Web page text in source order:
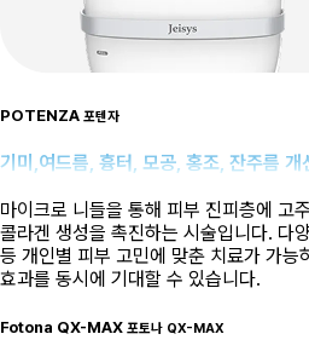
POTENZA 포텐자
기미,여드름, 흉터, 모공, 홍조, 잔주름 개
마이크로 니들을 통해 피부 진피층에 고
콜라겐 생성을 촉진하는 시술입니다. 다
등 개인별 피부 고민에 맞춘 치료가 가능
효과를 동시에 기대할 수 있습니다.
Fotona QX-MAX 포토나 QX-MAX